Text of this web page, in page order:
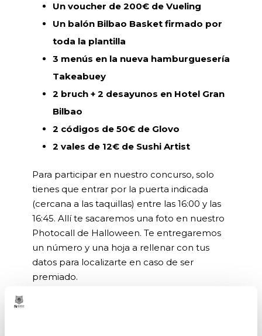
Un voucher de 200€ de Vueling
Un balón Bilbao Basket firmado por
toda la plantilla
3 menús en la nueva hamburguesería
Takeabuey
2 bruch + 2 desayunos en Hotel Gran
Bilbao
2 códigos de 50€ de Glovo
2 vales de 12€ de Sushi Artist
Para participar en nuestro concurso, solo
tienes que entrar por la puerta indicada
(cercana a las taquillas) entre las 16:00 y las
16:45. Allí te sacaremos una foto en nuestro
Photocall de Halloween. Te entregaremos
un número y una hoja a rellenar con tus
datos para localizarte en caso de ser
premiado.